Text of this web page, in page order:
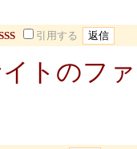
引用する
トのフ